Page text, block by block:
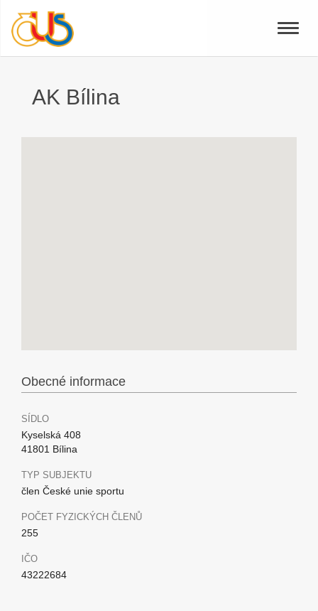
Toggle
AK Bílina
Obecné informace
SÍDLO
Kyselská 408
41801 Bílina
TYP SUBJEKTU
člen České unie sportu
POČET FYZICKÝCH ČLENŮ
255
IČO
43222684